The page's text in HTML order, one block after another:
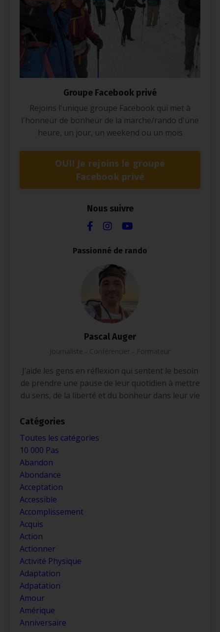
Groupe Facebook privé
Rejoins l'unique groupe Facebook qui met à
l'honneur de bonheur de la marche/rando d'une
heure, un jour, un weekend ou un mois
OUI! Je rejoins le groupe
Facebook privé
Nous suivre
Passionné de rando
Pascal Auger
Journaliste - Conférencier - Formateur
J’aide les gens en réflexion qui sentent le besoin
de prendre une pause de leur quotidien à mettre
du sens, de la liberté et du bonheur dans leur vie
Catégories
Toutes les catégories
10 000 Pas
Abandon
Abondance
Acceptation
Accessible
Accomplissement
Acquis
Action
Actionner
Activité Physique
Adaptation
Adpatation
Amour
Amérique
Anniversaire